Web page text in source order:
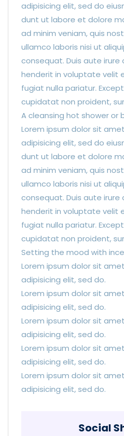
adipisicing elit, sed do
dunt ut labore et dolore
ad minim veniam, quis
ullamco laboris nisi ut
consequat. Duis aute irure
henderit in voluptate velit
fugiat nulla pariatur.
cupidatat non proident,
A cleansing hot shower or
Lorem ipsum dolor sit
adipisicing elit, sed do
dunt ut labore et dolore
ad minim veniam, quis
ullamco laboris nisi ut
consequat. Duis aute irure
henderit in voluptate velit
fugiat nulla pariatur.
cupidatat non proident,
Setting the mood with
Lorem ipsum dolor sit
adipisicing elit, sed do.
Lorem ipsum dolor sit
adipisicing elit, sed do.
Lorem ipsum dolor sit
adipisicing elit, sed do.
Lorem ipsum dolor sit
adipisicing elit, sed do.
Lorem ipsum dolor sit
adipisicing elit, sed do.
Social